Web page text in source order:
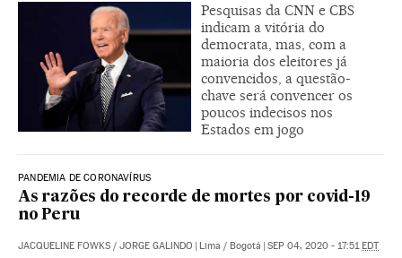
Pesquisas da CNN e CBS
indicam a vitória do
democrata, mas, com a
maioria dos eleitores já
convencidos, a questão-
chave será convencer os
poucos indecisos nos
Estados em jogo
PANDEMIA DE CORONAVÍRUS
As razões do recorde de mortes por covid-19
no Peru
JACQUELINE FOWKS / JORGE GALINDO | Lima / Bogotá | SEP 04, 2020 - 17:51EDT